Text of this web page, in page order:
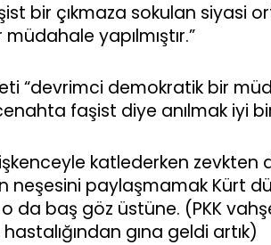
bir çıkmaza sokulan siyasi
yapılmıştır.”
“devrimci demokratik bir
faşist diye anılmak iyi
işkenceyle katlederken
neşesini paylaşmamak Kürt
da baş göz üstüne. (PKK
gına geldi artık)